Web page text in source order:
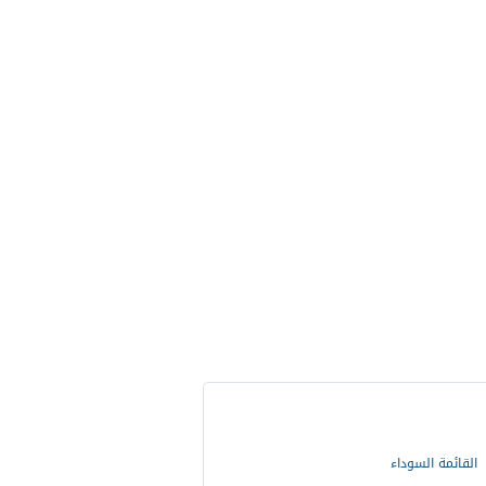
القائمة السوداء